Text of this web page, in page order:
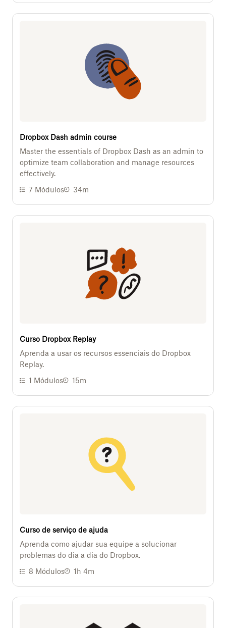
Dropbox Dash admin course
Master the essentials of Dropbox Dash as an admin to
optimize team collaboration and manage resources
effectively.
7 Módulos 34m
Curso Dropbox Replay
Aprenda a usar os recursos essenciais do Dropbox
Replay.
1 Módulos 15m
Curso de serviço de ajuda
Aprenda como ajudar sua equipe a solucionar
problemas do dia a dia do Dropbox.
8 Módulos 1h 4m